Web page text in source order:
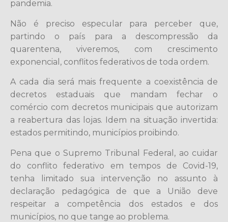
pandemia.
Não é preciso especular para perceber que,
partindo o país para a descompressão da
quarentena, viveremos, com crescimento
exponencial, conflitos federativos de toda ordem.
A cada dia será mais frequente a coexistência de
decretos estaduais que mandam fechar o
comércio com decretos municipais que autorizam
a reabertura das lojas. Idem na situação invertida:
estados permitindo, municípios proibindo.
Pena que o Supremo Tribunal Federal, ao cuidar
do conflito federativo em tempos de Covid-19,
tenha limitado sua intervenção no assunto à
declaração pedagógica de que a União deve
respeitar a competência dos estados e dos
municípios, no que tange ao problema.